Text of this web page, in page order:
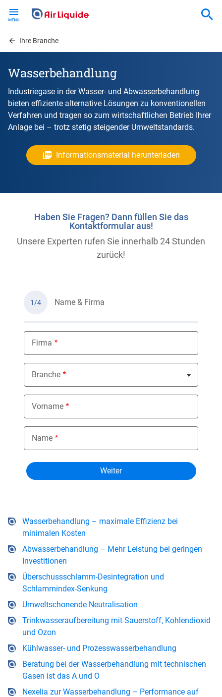
contentIhre Branche
Wasserbehandlung
Industriegase in der Wasser- und Abwasserbehandlung
bieten effiziente alternative Lösungen zu konventionellen
Verfahren und tragen so zum wirtschaftlichen Betrieb Ihrer
Anlage bei – trotz stetig steigender Umweltstandards.
Informationsmaterial herunterladen
Wasserbehandlung – maximale Effizienz bei
minimalen Kosten
Abwasserbehandlung – Mehr Leistung bei geringen
Investitionen
Überschussschlamm-Desintegration und
Schlammindex-Senkung
Umweltschonende Neutralisation
Trinkwasseraufbereitung mit Sauerstoff, Kohlendioxid
und Ozon
Kühlwasser- und Prozesswasserbehandlung
Beratung bei der Wasserbehandlung mit technischen
Gasen ist das A und O
Nexelia zur Wasserbehandlung – Performance auf
Haben Sie Fragen? Dann füllen Sie das
Kontaktformular aus!
Unsere Experten rufen Sie innerhalb 24 Stunden
zurück!
1/4 Name & Firma
Firma
Branche
Nothing selected
Vorname
Name